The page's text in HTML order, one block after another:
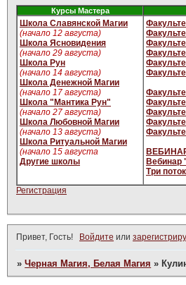
Курсы Мастера
Школа Славянской Магии
(начало 12 августа)
Школа Ясновидения
(начало 29 августа)
Школа Рун
(начало 14 августа)
Школа Денежной Магии
(начало 17 августа)
Школа "Мантика Рун"
(начало 27 августа)
Школа Любовной Магии
(начало 13 августа)
Школа Ритуальной Магии
(начало 15 августа
Другие школы
Вебинар
Три
Регистрация
Привет, Гость! Войдите или
»Черная Магия, Белая Магия »